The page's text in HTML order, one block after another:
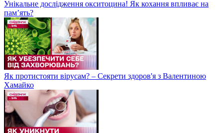
Унікальне дослідження окситоцина! Як кохання впливає на
пам’ять?
Як протистояти вірусам? – Секрети здоров'я з Валентиною
Хамайко